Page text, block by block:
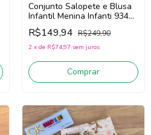
Conjunto Salopete e Blusa
Infantil Menina Infanti 93486
(Off White/Marrom)
R$149,94 R$249,90
2 x de R$74,97 sem juros
Comprar